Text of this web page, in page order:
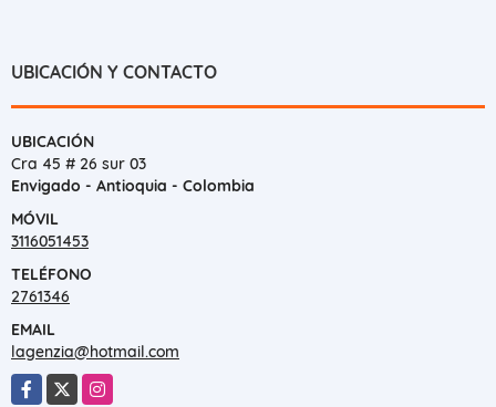
UBICACIÓN Y CONTACTO
UBICACIÓN
Cra 45 # 26 sur 03
Envigado - Antioquia - Colombia
MÓVIL
3116051453
TELÉFONO
2761346
EMAIL
lagenzia@hotmail.com
Facebook
X Instagram